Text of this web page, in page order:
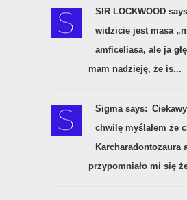
SIR LOCKWOOD
widzicie jest masa
amficeliasa, ale ja
mam nadzieję, że is...
Sigma says:
chwilę myślałem że
Karcharadontozaura
przypomniało mi się